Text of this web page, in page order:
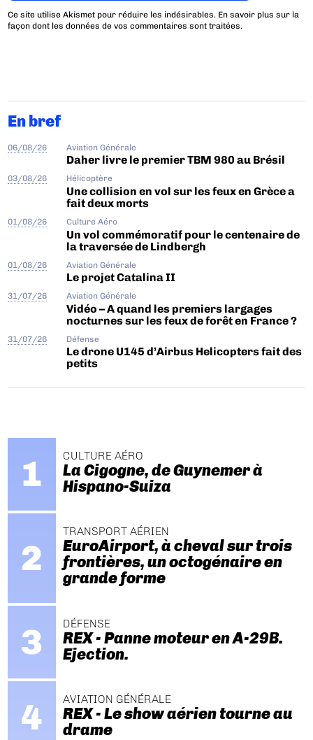
Ce site utilise Akismet pour réduire les indésirables. En savoir plus sur la
façon dont les données de vos commentaires sont traitées.
En bref
06/08/26 Aviation Générale
Daher livre le premier TBM 980 au Brésil
03/08/26 Hélicoptère
Une collision en vol sur les feux en Grèce a
fait deux morts
01/08/26 Culture Aéro
Un vol commémoratif pour le centenaire de
la traversée de Lindbergh
01/08/26 Aviation Générale
Le projet Catalina II
31/07/26 Aviation Générale
Vidéo – A quand les premiers largages
nocturnes sur les feux de forêt en France ?
31/07/26 Défense
Le drone U145 d’Airbus Helicopters fait des
petits
CULTURE AÉRO
La Cigogne, de Guynemer à
Hispano-Suiza
TRANSPORT AÉRIEN
EuroAirport, à cheval sur trois
frontières, un octogénaire en
grande forme
DÉFENSE
REX - Panne moteur en A-29B.
Ejection.
AVIATION GÉNÉRALE
REX - Le show aérien tourne au
drame